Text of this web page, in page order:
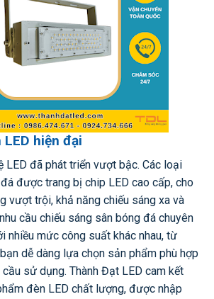
hiện đại
LED đã phát triển vượt bậc. Các loại
được trang bị chip LED cao cấp, cho
vượt trội, khả năng chiếu sáng xa và
cầu chiếu sáng sân bóng đá chuyên
nhiều mức công suất khác nhau, từ
dễ dàng lựa chọn sản phẩm phù hợp
sử dụng. Thành Đạt LED cam kết
đèn LED chất lượng, được nhập